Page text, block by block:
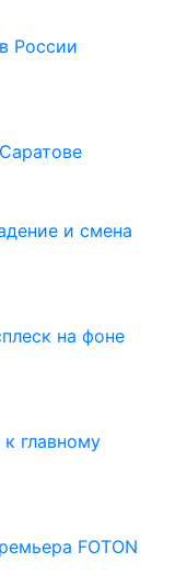
России
и смена
на фоне
главному
FOTON